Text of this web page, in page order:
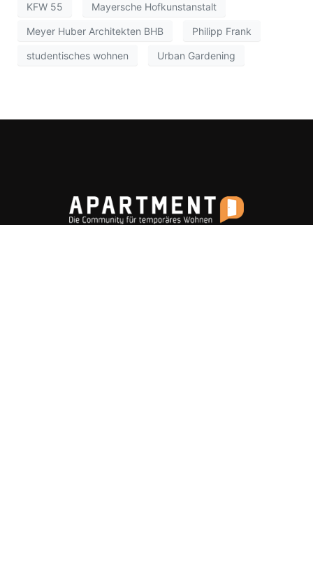
KFW 55 Mayersche Hofkunstanstalt
Meyer Huber Architekten BHB Philipp Frank
studentisches wohnen Urban Gardening